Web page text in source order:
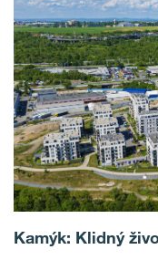
Kamýk: Klidný